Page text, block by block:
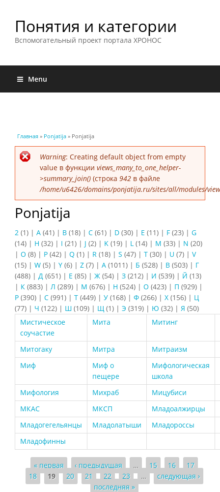
Понятия и категории
Вспомогательный проект портала ХРОНОС
Menu
Вы здесь
Главная » Ponjatija » Ponjatija
Сообщение об ошибке
Warning: Creating default object from empty
value в функции views_many_to_one_helper-
>summary_join() (строка 942 в файле
/home/u6426/domains/ponjatija.ru/sites/all/modules/
Ponjatija
2 (1) | A (41) | B (18) | C (61) | D (30) | E (11) | F (23) | G
(14) | H (32) | I (21) | J (2) | K (19) | L (14) | M (33) | N (20)
| O (8) | P (42) | Q (1) | R (18) | S (47) | T (30) | U (7) | V
(15) | W (5) | Y (6) | Z (7) | А (1011) | Б (528) | В (503) | Г
(488) | Д (651) | Е (85) | Ж (54) | З (212) | И (539) | Й (13)
| К (883) | Л (289) | М (676) | Н (524) | О (423) | П (929) |
Р (390) | С (991) | Т (449) | У (168) | Ф (266) | Х (156) | Ц
(77) | Ч (122) | Ш (109) | Щ (1) | Э (319) | Ю (32) | Я (50)
Мистическое
соучастие
Мита Митинг
Митогаку Митра
Митраизм
Миф
Миф о
пещере
Мифологическая
школа
Мифология
Михраб
Мицубиси
МКАС
МКСП
Младоалжирцы
Младогегельянцы
Младолатыши
Младороссы
Младофинны
Страницы
« первая ‹ предыдущая … 15 16
17
18
19 20 21 22 23 …
следующая ›
последняя »